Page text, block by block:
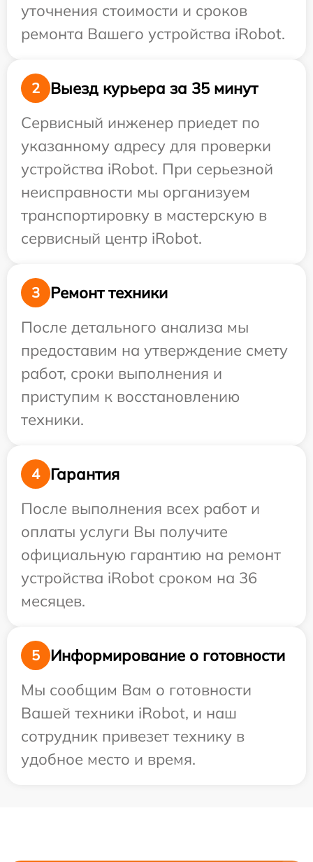
уточнения стоимости и сроков
ремонта Вашего устройства iRobot.
2
Выезд курьера за 35 минут
Сервисный инженер приедет по
указанному адресу для проверки
устройства iRobot. При серьезной
неисправности мы организуем
транспортировку в мастерскую в
сервисный центр iRobot.
3
Ремонт техники
После детального анализа мы
предоставим на утверждение смету
работ, сроки выполнения и
приступим к восстановлению
техники.
4
Гарантия
После выполнения всех работ и
оплаты услуги Вы получите
официальную гарантию на ремонт
устройства iRobot сроком на 36
месяцев.
5
Информирование о готовности
Мы сообщим Вам о готовности
Вашей техники iRobot, и наш
сотрудник привезет технику в
удобное место и время.